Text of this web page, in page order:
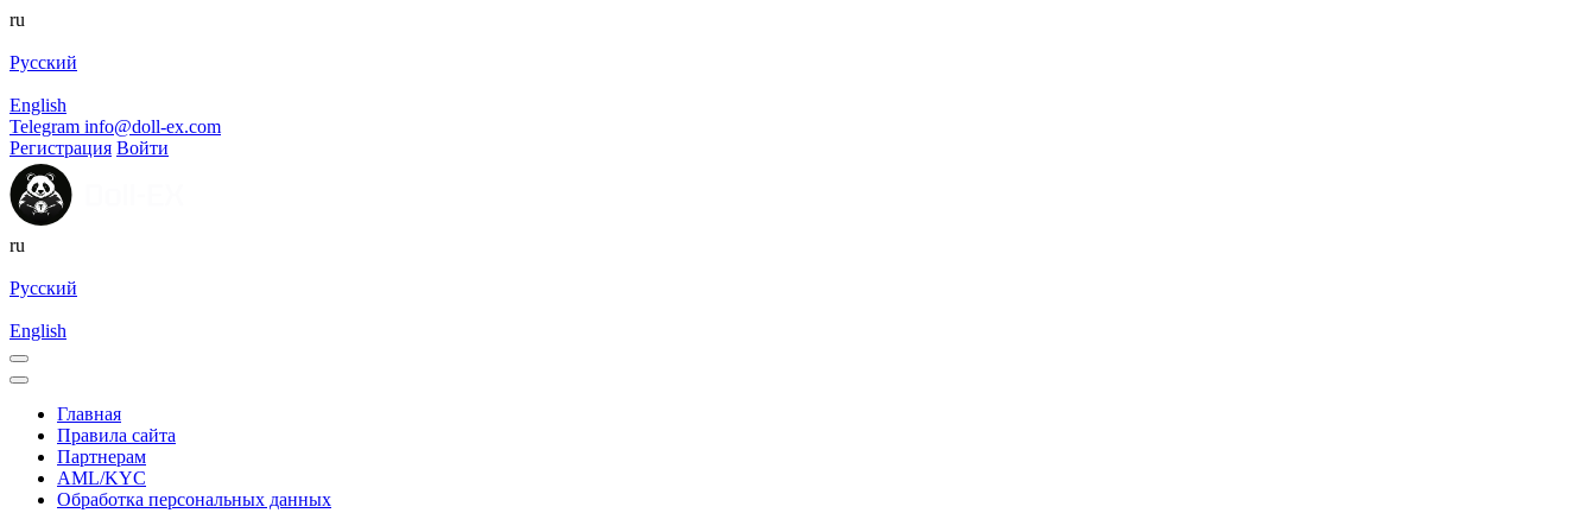
ru
Русский
English
Telegram info@doll-ex.com
Регистрация Войти
ru
Русский
English
Главная
Правила сайта
Партнерам
AML/KYC
Обработка персональных данных